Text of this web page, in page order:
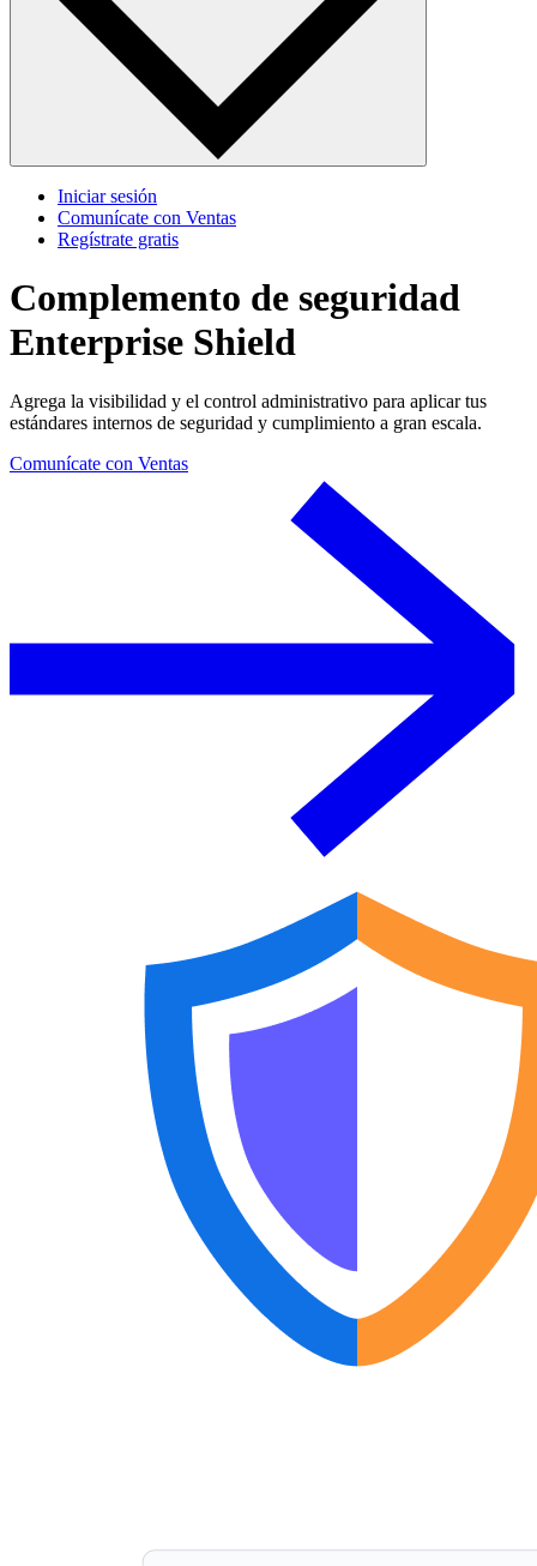
Iniciar sesión
Comunícate con Ventas
Regístrate gratis
Complemento de seguridad
Enterprise Shield
Agrega la visibilidad y el control administrativo para aplicar tus
estándares internos de seguridad y cumplimiento a gran escala.
Comunícate con Ventas